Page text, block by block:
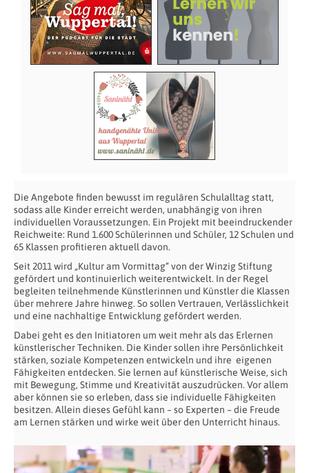
Die Angebote finden bewusst im regulären Schulalltag statt,
sodass alle Kinder erreicht werden, unabhängig von ihren
individuellen Voraussetzungen. Ein Projekt mit beeindruckender
Reichweite: Rund 1.600 Schülerinnen und Schüler, 12 Schulen und
65 Klassen profitieren aktuell davon.
Seit 2011 wird „Kultur am Vormittag“ von der Winzig Stiftung
gefördert und kontinuierlich weiterentwickelt. In der Regel
begleiten teilnehmende Künstlerinnen und Künstler die Klassen
über mehrere Jahre hinweg. So sollen Vertrauen, Verlässlichkeit
und eine nachhaltige Entwicklung gefördert werden.
Dabei geht es den Initiatoren um weit mehr als das Erlernen
künstlerischer Techniken. Die Kinder sollen ihre Persönlichkeit
stärken, soziale Kompetenzen entwickeln und ihre eigenen
Fähigkeiten entdecken. Sie lernen auf künstlerische Weise, sich
mit Bewegung, Stimme und Kreativität auszudrücken. Vor allem
aber können sie so erleben, dass sie individuelle Fähigkeiten
besitzen. Allein dieses Gefühl kann – so Experten – die Freude
am Lernen stärken und wirke weit über den Unterricht hinaus.